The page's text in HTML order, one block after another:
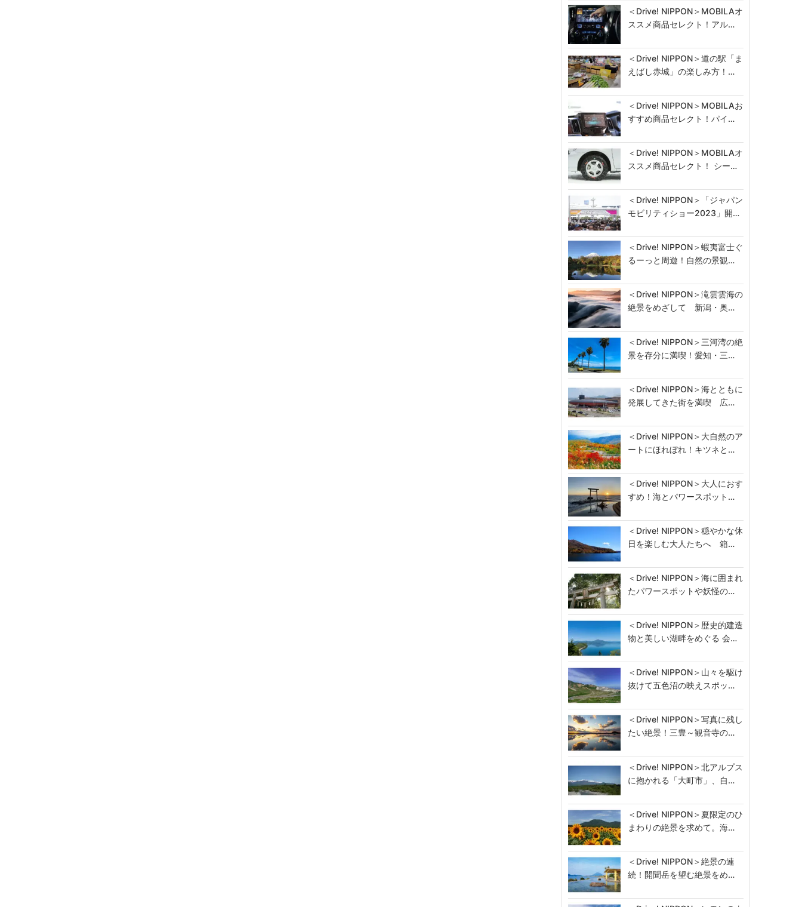
＜Drive! NIPPON＞MOBILAオ
ススメ商品セレクト！アル…
＜Drive! NIPPON＞道の駅「ま
えばし赤城」の楽しみ方！…
＜Drive! NIPPON＞MOBILAお
すすめ商品セレクト！パイ…
＜Drive! NIPPON＞MOBILAオ
ススメ商品セレクト！ シー…
＜Drive! NIPPON＞「ジャパン
モビリティショー2023」開…
＜Drive! NIPPON＞蝦夷富士ぐ
るーっと周遊！自然の景観…
＜Drive! NIPPON＞滝雲雲海の
絶景をめざして 新潟・奥…
＜Drive! NIPPON＞三河湾の絶
景を存分に満喫！愛知・三…
＜Drive! NIPPON＞海とともに
発展してきた街を満喫 広…
＜Drive! NIPPON＞大自然のア
ートにほれぼれ！キツネと…
＜Drive! NIPPON＞大人におす
すめ！海とパワースポット…
＜Drive! NIPPON＞穏やかな休
日を楽しむ大人たちへ 箱…
＜Drive! NIPPON＞海に囲まれ
たパワースポットや妖怪の…
＜Drive! NIPPON＞歴史的建造
物と美しい湖畔をめぐる 会…
＜Drive! NIPPON＞山々を駆け
抜けて五色沼の映えスポッ…
＜Drive! NIPPON＞写真に残し
たい絶景！三豊～観音寺の…
＜Drive! NIPPON＞北アルプス
に抱かれる「大町市」、自…
＜Drive! NIPPON＞夏限定のひ
まわりの絶景を求めて。海…
＜Drive! NIPPON＞絶景の連
続！開聞岳を望む絶景をめ…